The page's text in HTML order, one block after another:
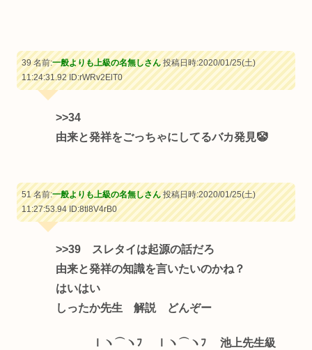
39 名前:一般よりも上級の名無しさん投稿日時:2020/01/25(土)
11:24:31.92ID:rWRv2ElT0
>>34
由来と発祥をごっちゃにしてるバカ発見🤡
51 名前:一般よりも上級の名無しさん投稿日時:2020/01/25(土)
11:27:53.94ID:8tl8V4rB0
>>39 スレタイは起源の話だろ
由来と発祥の知識を言いたいのかね？
はいはい
しったか先生 解説 どんぞー
ｌヽ⌒ヽﾌ ｌヽ⌒ヽﾌ 池上先生級